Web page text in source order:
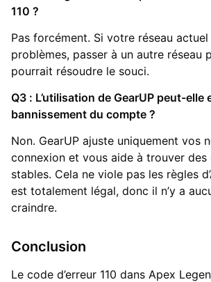
110 ?
Pas forcément. Si votre réseau
problèmes, passer à un autre réseau
pourrait résoudre le souci.
Q3 : L’utilisation de GearUP peut-elle
bannissement du compte ?
Non. GearUP ajuste uniquement vos
connexion et vous aide à trouver des
stables. Cela ne viole pas les règles
est totalement légal, donc il n’y a
craindre.
Conclusion
Le code d’erreur 110 dans Apex